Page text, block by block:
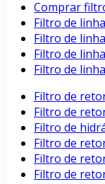
Comprar
Filtro de
Filtro de
Filtro de
Filtro de
Filtro de
Filtro de
Filtro de
Filtro de
Filtro de
Filtro de